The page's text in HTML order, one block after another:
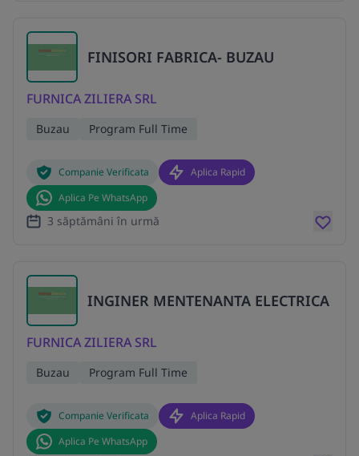
FINISORI FABRICA- BUZAU
FURNICA ZILIERA SRL
Buzau Program Full Time
Companie Verificata
Aplica Rapid
Aplica Pe WhatsApp
3 săptămâni în urmă
INGINER MENTENANTA ELECTRICA
FURNICA ZILIERA SRL
Buzau Program Full Time
Companie Verificata
Aplica Rapid
Aplica Pe WhatsApp